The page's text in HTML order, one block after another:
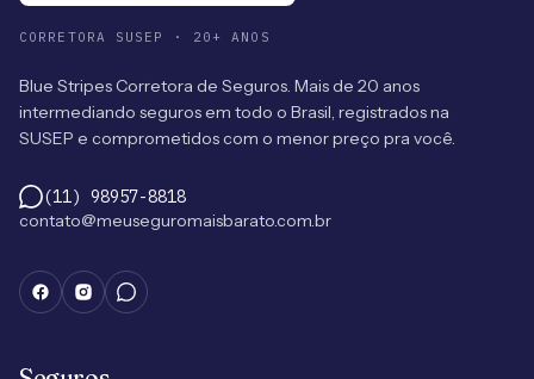
CORRETORA SUSEP · 20+ ANOS
Blue Stripes Corretora de Seguros. Mais de 20 anos
intermediando seguros em todo o Brasil, registrados na
SUSEP e comprometidos com o menor preço pra você.
(11) 98957-8818
contato@meuseguromaisbarato.com.br